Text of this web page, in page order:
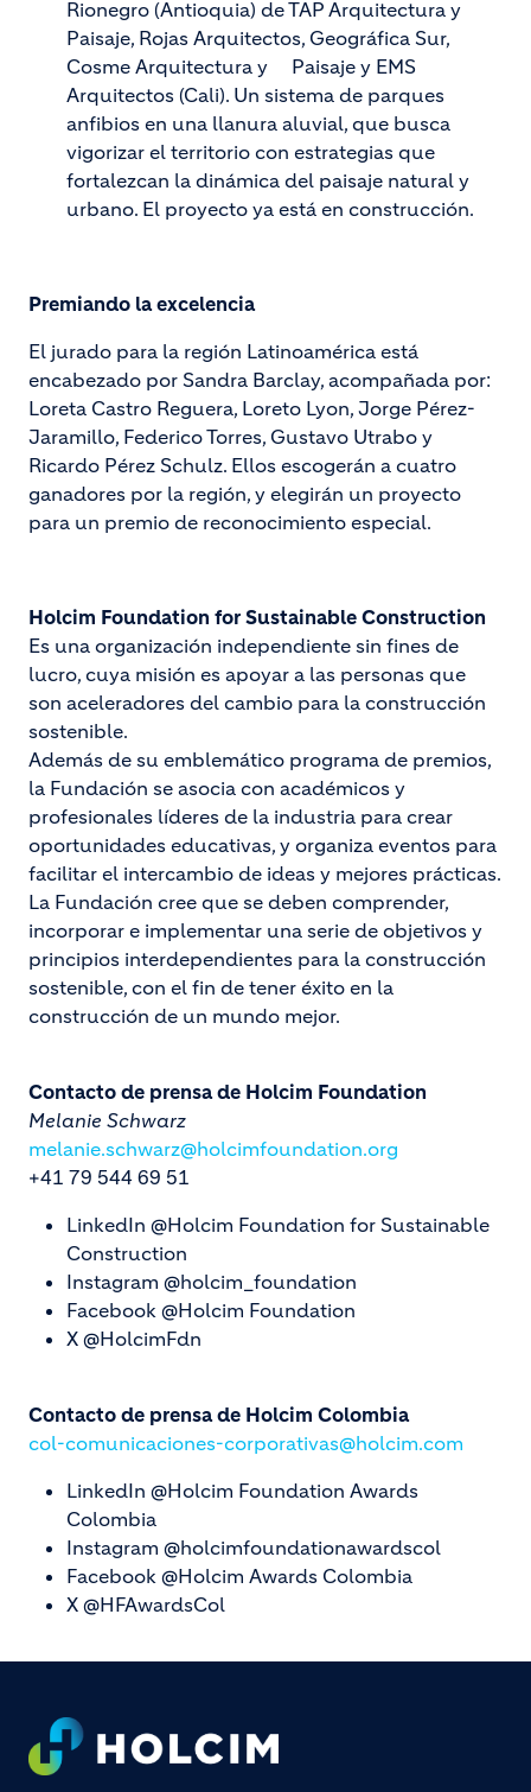
Rionegro (Antioquia) de TAP Arquitectura y
Paisaje, Rojas Arquitectos, Geográfica Sur,
Cosme Arquitectura y Paisaje y EMS
Arquitectos (Cali). Un sistema de parques
anfibios en una llanura aluvial, que busca
vigorizar el territorio con estrategias que
fortalezcan la dinámica del paisaje natural y
urbano. El proyecto ya está en construcción.
Premiando la excelencia
El jurado para la región Latinoamérica está
encabezado por Sandra Barclay, acompañada por:
Loreta Castro Reguera, Loreto Lyon, Jorge Pérez-
Jaramillo, Federico Torres, Gustavo Utrabo y
Ricardo Pérez Schulz. Ellos escogerán a cuatro
ganadores por la región, y elegirán un proyecto
para un premio de reconocimiento especial.
Holcim Foundation for Sustainable Construction
Es una organización independiente sin fines de
lucro, cuya misión es apoyar a las personas que
son aceleradores del cambio para la construcción
sostenible.
Además de su emblemático programa de premios,
la Fundación se asocia con académicos y
profesionales líderes de la industria para crear
oportunidades educativas, y organiza eventos para
facilitar el intercambio de ideas y mejores prácticas.
La Fundación cree que se deben comprender,
incorporar e implementar una serie de objetivos y
principios interdependientes para la construcción
sostenible, con el fin de tener éxito en la
construcción de un mundo mejor.
Contacto de prensa de Holcim Foundation
Melanie Schwarz
melanie.schwarz@holcimfoundation.org
+41 79 544 69 51
LinkedIn @Holcim Foundation for Sustainable
Construction
Instagram @holcim_foundation
Facebook @Holcim Foundation
X @HolcimFdn
Contacto de prensa de Holcim Colombia
col-comunicaciones-corporativas@holcim.com
LinkedIn @Holcim Foundation Awards
Colombia
Instagram @holcimfoundationawardscol
Facebook @Holcim Awards Colombia
X @HFAwardsCol
Footer